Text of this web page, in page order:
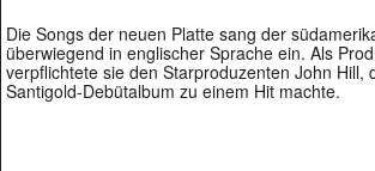
Die Songs der neuen Platte sang der
überwiegend in englischer Sprache ein. Als
verpflichtete sie den Starproduzenten John Hill,
Santigold-Debütalbum zu einem Hit machte.